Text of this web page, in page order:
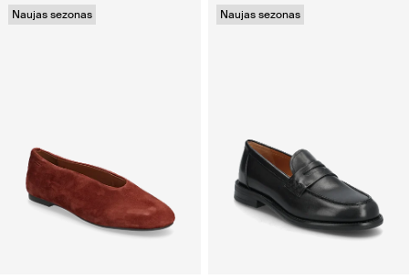
Naujas sezonas Naujas sezonas